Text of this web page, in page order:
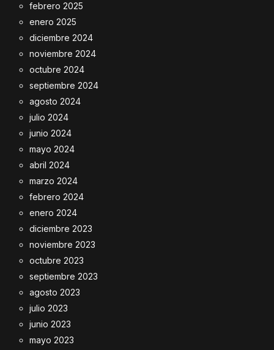
febrero 2025
enero 2025
diciembre 2024
noviembre 2024
octubre 2024
septiembre 2024
agosto 2024
julio 2024
junio 2024
mayo 2024
abril 2024
marzo 2024
febrero 2024
enero 2024
diciembre 2023
noviembre 2023
octubre 2023
septiembre 2023
agosto 2023
julio 2023
junio 2023
mayo 2023